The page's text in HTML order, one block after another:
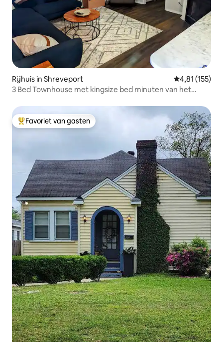
Rijhuis in Shreveport Gemiddelde
4,81 (155)
3 Bed Townhouse met kingsize bed minuten van het
Topfavoriet van gasten
Favoriet van gasten